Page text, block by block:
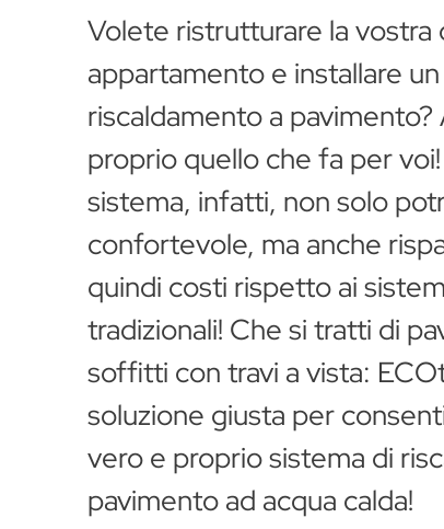
a
Volete ristrutturare la vostra
appartamento e installare
riscaldamento a
proprio quello che fa per
sistema, infatti, non solo
confortevole, ma anche
quindi costi rispetto ai
tradizionali! Che si tratti di
soffitti con travi a vista:
soluzione giusta per
vero e proprio sistema di
pavimento ad acqua calda!